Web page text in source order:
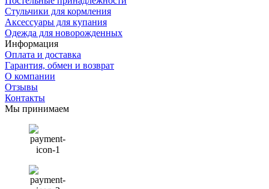
Стульчики для кормления
Аксессуары для купания
Одежда для новорожденных
Информация
Оплата и доставка
Гарантия, обмен и возврат
О компании
Отзывы
Контакты
Мы принимаем